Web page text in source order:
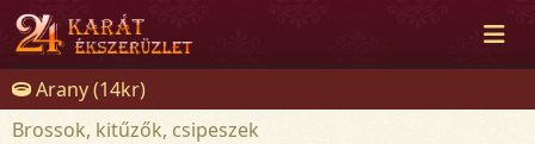
Arany (14kr)
Brossok, kitűzők, csipeszek